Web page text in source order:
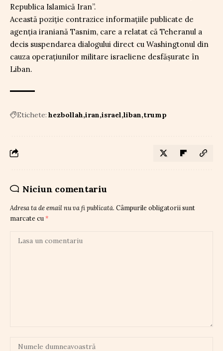
Republica Islamică Iran”.
Această poziție contrazice informațiile publicate de
agenția iraniană Tasnim, care a relatat că Teheranul a
decis suspendarea dialogului direct cu Washingtonul din
cauza operațiunilor militare israeliene desfășurate în
Liban.
Etichete: hezbollah iran israel liban trump
Niciun comentariu
Adresa ta de email nu va fi publicată. Câmpurile obligatorii sunt
marcate cu *